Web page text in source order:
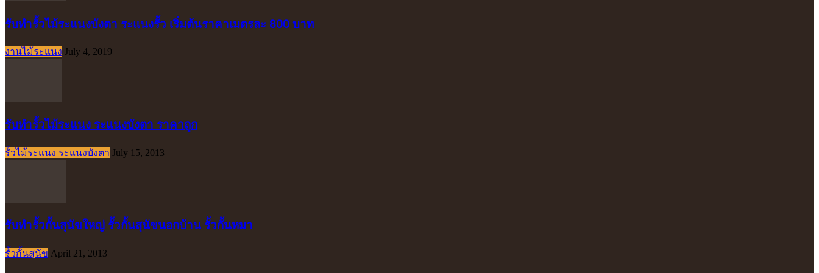
รับทำรั้วไม้ระแนงบังตา ระแนงรั้ว เริ่มต้นราคาเมตรละ 800 บาท
งานไม้ระแนง July 4, 2019
รับทำรั้วไม้ระแนง ระแนงบังตา ราคาถูก
รั้วไม้ระแนง ระแนงบังตา July 15, 2013
รับทำรั้วกั้นสุนัขใหญ่ รั้วกั้นสุนัขนอกบ้าน รั้วกั้นหมา
รั้วกั้นสุนัข April 21, 2013